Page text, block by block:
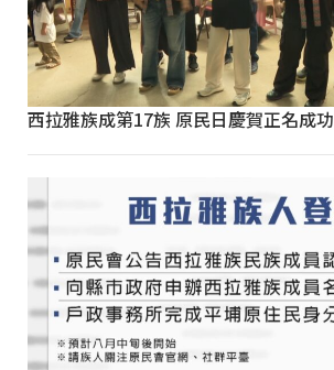
西拉雅族成第17族 原民日慶賀正名成功